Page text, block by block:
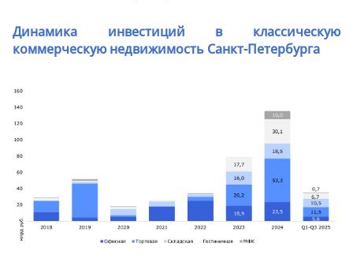
Динамика инвестиций в классическую
коммерческую недвижимость Санкт-Петербурга